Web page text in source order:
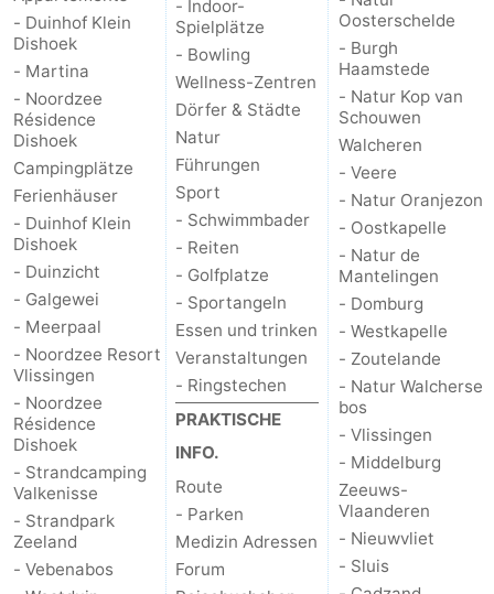
Mantelingen
Westkapelle
-
Zoutelande
Natur
Walcherse
bos
-
Vlissingen
-
Middelburg
Zeeuws-
Vlaanderen
Nieuwvliet
Sluis
-
Cadzand
-
Natur
Het
Zwin
Wetter
Kontakt
- Duinhof Klein
Dishoek
- Martina
- Noordzee
Résidence
Dishoek
Campingplätze
Ferienhäuser
- Duinhof Klein
Dishoek
- Duinzicht
- Galgewei
- Meerpaal
- Noordzee Resort
Vlissingen
- Noordzee
Résidence
Dishoek
- Strandcamping
Valkenisse
- Strandpark
Zeeland
- Vebenabos
- Indoor-
Spielplätze
- Bowling
Wellness-Zentren
Dörfer & Städte
Natur
Führungen
Sport
- Schwimmbader
- Reiten
- Golfplatze
- Sportangeln
Essen und trinken
Veranstaltungen
- Ringstechen
PRAKTISCHE
INFO.
Route
- Parken
Medizin Adressen
Forum
Oosterschelde
- Burgh
Haamstede
- Natur Kop van
Schouwen
Walcheren
- Veere
- Natur Oranjezon
- Oostkapelle
- Natur de
Mantelingen
- Domburg
- Westkapelle
- Zoutelande
- Natur Walcherse
bos
- Vlissingen
- Middelburg
Zeeuws-
Vlaanderen
- Nieuwvliet
- Sluis